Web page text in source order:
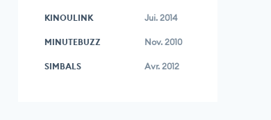
KINOULINK Jui. 2014
MINUTEBUZZ Nov. 2010
SIMBALS Avr. 2012